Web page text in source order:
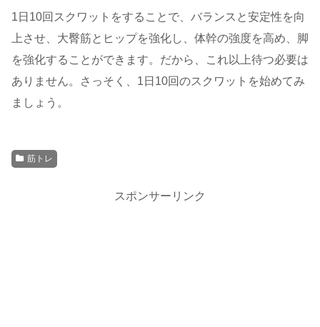
1日10回スクワットをすることで、バランスと安定性を向
上させ、大臀筋とヒップを強化し、体幹の強度を高め、脚
を強化することができます。だから、これ以上待つ必要は
ありません。さっそく、1日10回のスクワットを始めてみ
ましょう。
筋トレ
スポンサーリンク